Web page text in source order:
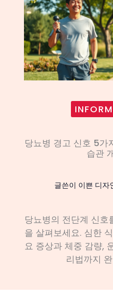
당뇨병 경고 신호 5가
습관
글쓴이 이쁜 디자
당뇨병의 전단계 신호
을 살펴보세요. 심한
요 증상과 체중 감량,
리법까지